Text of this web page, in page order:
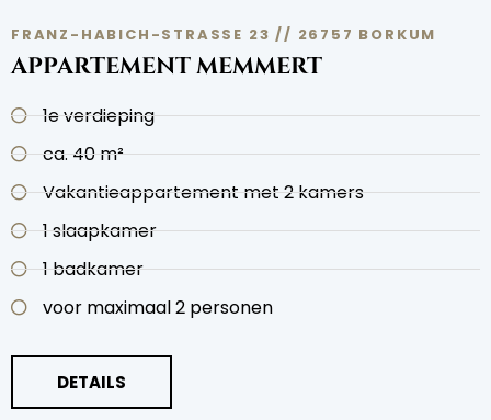
FRANZ-HABICH-STRASSE 23 // 26757 BORKUM
APPARTEMENT MEMMERT
1e verdieping
ca. 40 m²
Vakantieappartement met 2 kamers
1 slaapkamer
1 badkamer
voor maximaal 2 personen
DETAILS